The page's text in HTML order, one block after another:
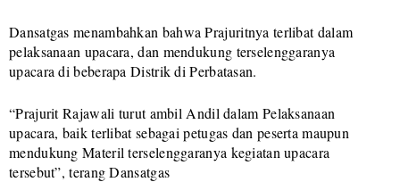
Dansatgas menambahkan bahwa Prajuritnya terlibat dalam
pelaksanaan upacara, dan mendukung terselenggaranya
upacara di beberapa Distrik di Perbatasan.
“Prajurit Rajawali turut ambil Andil dalam Pelaksanaan
upacara, baik terlibat sebagai petugas dan peserta maupun
mendukung Materil terselenggaranya kegiatan upacara
tersebut”, terang Dansatgas